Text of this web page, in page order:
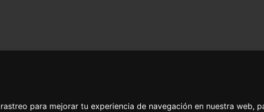
para mejorar tu experiencia de navegación en nuestra web,